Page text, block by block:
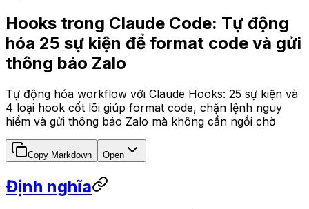
Hooks trong Claude Code: Tự động
hóa 25 sự kiện để format code và gửi
thông báo Zalo
Tự động hóa workflow với Claude Hooks: 25 sự kiện và
4 loại hook cốt lõi giúp format code, chặn lệnh nguy
hiểm và gửi thông báo Zalo mà không cần ngồi chờ
Copy Markdown Open
Định nghĩa